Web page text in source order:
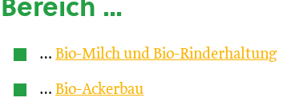
… Bio-Milch und Bio-Rinderhaltung
… Bio-Ackerbau